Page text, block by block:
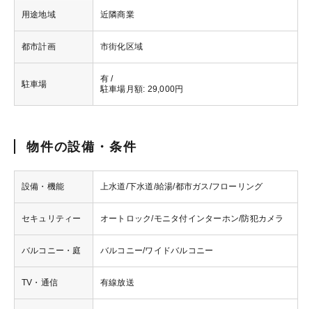
用途地域 近隣商業
都市計画 市街化区域
駐車場
有 /
駐車場月額: 29,000円
物件の設備・条件
設備・機能 上水道/下水道/給湯/都市ガス/フローリング
セキュリティー オートロック/モニタ付インターホン/防犯カメラ
バルコニー・庭 バルコニー/ワイドバルコニー
TV・通信 有線放送